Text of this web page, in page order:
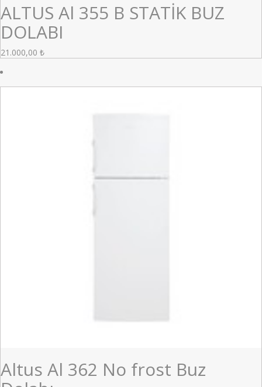
ALTUS Al 355 B STATİK BUZ
DOLABI
21.000,00 ₺
Altus Al 362 No frost Buz